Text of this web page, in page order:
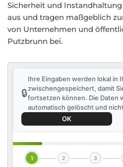
Sicherheit und
aus und tragen maßgeblich
von Unternehmen und
Putzbrunn bei.
🔒
Ihre Eingaben werden lokal in
zwischengespeichert, damit
fortsetzen können. Die Daten
automatisch gelöscht und
OK
1 2 3